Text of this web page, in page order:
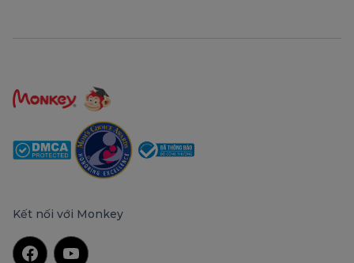
Kết nối với Monkey